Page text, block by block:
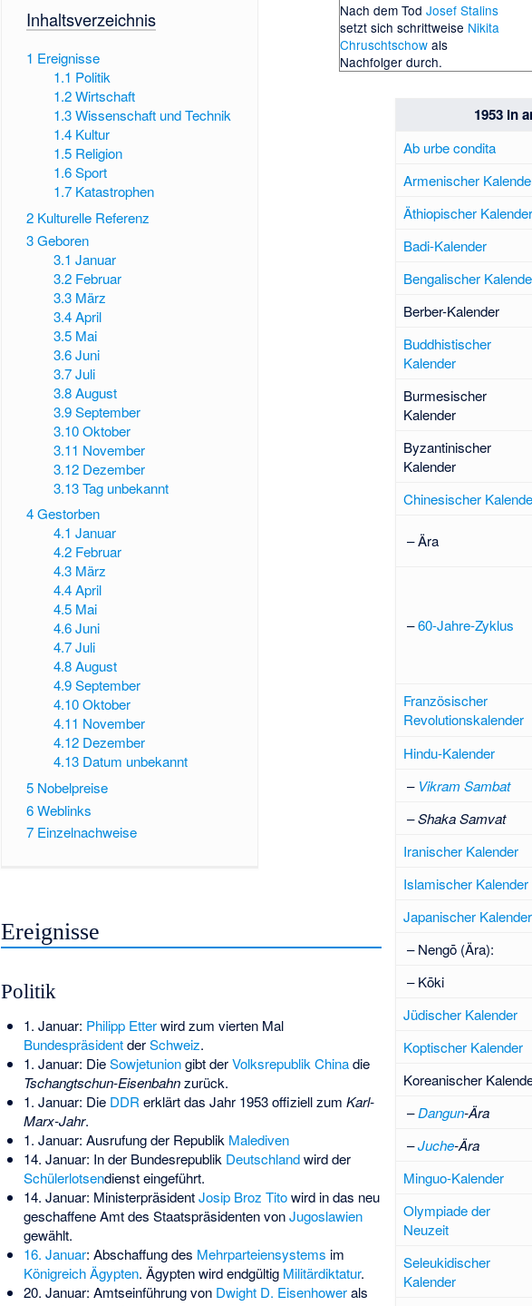
Nach dem TodJosef Stalins
setzt sich schrittweise Nikita
Chruschtschow als
Nachfolger durch.
1953 in
Ab urbe condita
Armenischer
Äthiopischer Kalender
Badi-Kalender
Bengalischer
Berber-Kalender
Buddhistischer
Kalender
Burmesischer
Kalender
Byzantinischer
Kalender
Chinesischer
– Ära
–60-Jahre-Zyklus
Französischer
Revolutionskalender
Hindu-Kalender
– Vikram Sambat
–Shaka Samvat
Iranischer Kalender
Islamischer Kalender
Japanischer Kalender
– Nengō (Ära):
– Kōki
Jüdischer Kalender
Koptischer Kalender
Koreanischer
–Dangun-Ära
–Juche-Ära
Minguo-Kalender
Olympiade der
Neuzeit
Seleukidischer
Kalender
Inhaltsverzeichnis
1 Ereignisse
1.1 Politik
1.2 Wirtschaft
1.3 Wissenschaft und Technik
1.4 Kultur
1.5 Religion
1.6 Sport
1.7 Katastrophen
2 Kulturelle Referenz
3Geboren
3.1 Januar
3.2 Februar
3.3 März
3.4 April
3.5 Mai
3.6 Juni
3.7 Juli
3.8 August
3.9 September
3.10 Oktober
3.11 November
3.12 Dezember
3.13 Tag unbekannt
4Gestorben
4.1 Januar
4.2 Februar
4.3 März
4.4 April
4.5 Mai
4.6 Juni
4.7 Juli
4.8 August
4.9 September
4.10 Oktober
4.11 November
4.12 Dezember
4.13 Datum unbekannt
5 Nobelpreise
6Weblinks
7 Einzelnachweise
Ereignisse
Politik
1. Januar: Philipp Etterwird zum vierten Mal
BundespräsidentderSchweiz.
1. Januar: DieSowjetuniongibt derVolksrepublik Chinadie
Tschangtschun-Eisenbahnzurück.
1. Januar: Die DDR erklärt das Jahr 1953 offiziell zum Karl-
Marx-Jahr.
1. Januar: Ausrufung der Republik Malediven
14. Januar: In der Bundesrepublik Deutschlandwird der
Schülerlotsen­dienst eingeführt.
14. Januar: MinisterpräsidentJosip Broz Titowird in das neu
geschaffene Amt des Staatspräsidenten vonJugoslawien
gewählt.
16. Januar: Abschaffung des Mehrparteiensystems im
Königreich Ägypten. Ägypten wird endgültig Militärdiktatur.
20. Januar: Amtseinführung von Dwight D. Eisenhowerals